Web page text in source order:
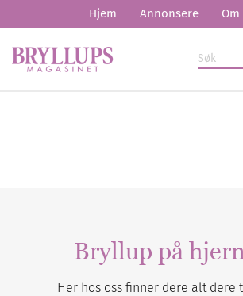
Hjem Annonsere Om
Bryllup på
Her hos oss finner dere alt dere